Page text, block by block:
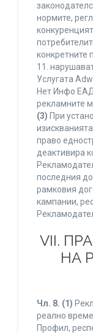
нормите,
конкретните
11.
Услугата
Нет Инфо
рекламните
(3) При
право
деактивира
последния
рамковия
кампании,
VII.
НА
Чл. 8. (1)
реално
Профил,